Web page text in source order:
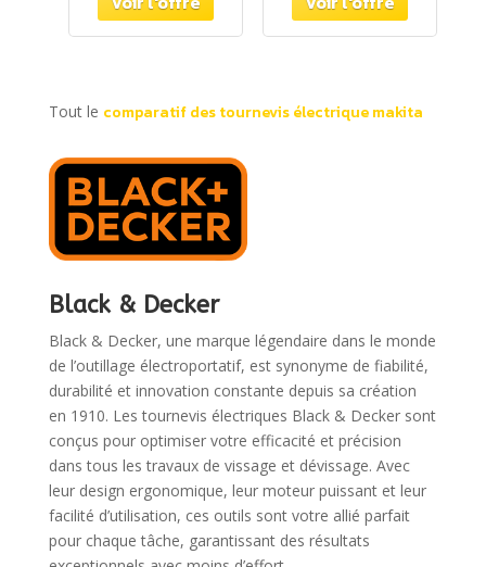
Tout le comparatif des tournevis électrique makita
Black & Decker
Black & Decker, une marque légendaire dans le monde
de l’outillage électroportatif, est synonyme de fiabilité,
durabilité et innovation constante depuis sa création
en 1910. Les tournevis électriques Black & Decker sont
conçus pour optimiser votre efficacité et précision
dans tous les travaux de vissage et dévissage. Avec
leur design ergonomique, leur moteur puissant et leur
facilité d’utilisation, ces outils sont votre allié parfait
pour chaque tâche, garantissant des résultats